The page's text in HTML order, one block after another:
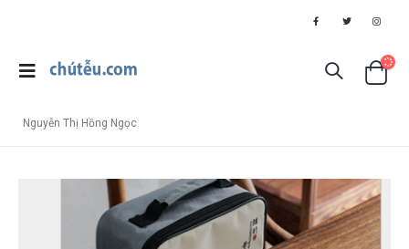
Nguyễn Thị Hồng Ngọc